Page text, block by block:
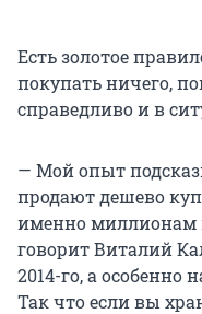
Есть золотое
покупать ничего,
справедливо и в
— Мой опыт
продают дешево
именно миллионам
говорит Виталий
2014-го, а особенно
Так что если вы